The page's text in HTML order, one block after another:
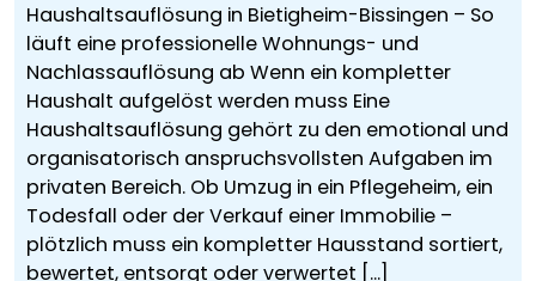
Haushaltsauflösung in Bietigheim-Bissingen – So
läuft eine professionelle Wohnungs- und
Nachlassauflösung ab Wenn ein kompletter
Haushalt aufgelöst werden muss Eine
Haushaltsauflösung gehört zu den emotional und
organisatorisch anspruchsvollsten Aufgaben im
privaten Bereich. Ob Umzug in ein Pflegeheim, ein
Todesfall oder der Verkauf einer Immobilie –
plötzlich muss ein kompletter Hausstand sortiert,
bewertet, entsorgt oder verwertet [...]